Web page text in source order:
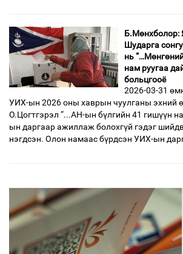
Б.Мөнхболор:
Шударга
нь
нам руугаа
больцгооё
2026-03-31
УИХ-ын 2026 оны хаврын чуулганы эхний
О.Цогтгэрэл “...АН-ын бүлгийн 41 гишүүн
ын даргаар ажиллаж болохгүй гэдэг
нэгдсэн. Олон намаас бүрдсэн УИХ-ын
өмнөх 1 2 3